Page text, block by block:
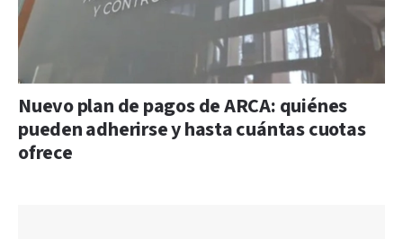
Nuevo plan de pagos de ARCA: quiénes
pueden adherirse y hasta cuántas cuotas
ofrece